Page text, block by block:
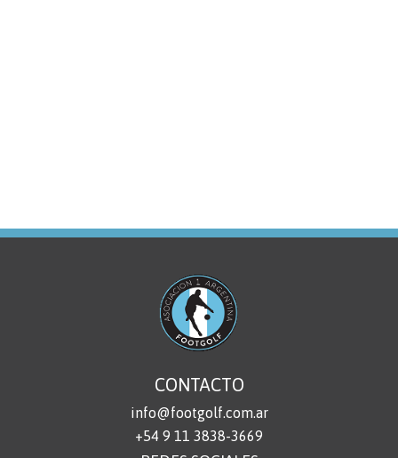
CONTACTO
info@footgolf.com.ar
+54 9 11 3838-3669